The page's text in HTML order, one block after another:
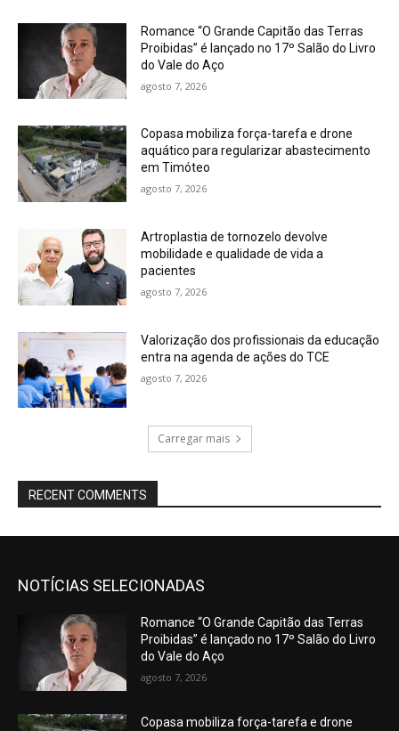
Romance “O Grande Capitão das Terras
Proibidas” é lançado no 17º Salão do Livro
do Vale do Aço
agosto 7, 2026
Copasa mobiliza força-tarefa e drone
aquático para regularizar abastecimento
em Timóteo
agosto 7, 2026
Artroplastia de tornozelo devolve
mobilidade e qualidade de vida a
pacientes
agosto 7, 2026
Valorização dos profissionais da educação
entra na agenda de ações do TCE
agosto 7, 2026
Carregar mais
RECENT COMMENTS
NOTÍCIAS SELECIONADAS
Romance “O Grande Capitão das Terras
Proibidas” é lançado no 17º Salão do Livro
do Vale do Aço
agosto 7, 2026
Copasa mobiliza força-tarefa e drone